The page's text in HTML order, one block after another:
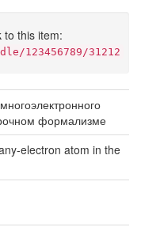
to this item:
123456789/31212
формализме
electron atom in the